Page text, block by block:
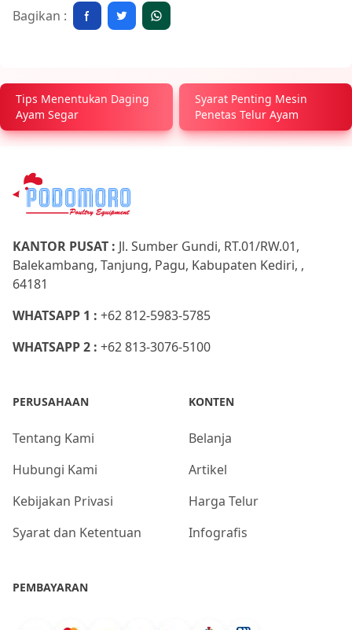
Bagikan :
Tips Menentukan Daging
Ayam Segar
Syarat Penting Mesin
Penetas Telur Ayam
KANTOR PUSAT : Jl. Sumber Gundi, RT.01/RW.01,
Balekambang, Tanjung, Pagu, Kabupaten Kediri, ,
64181
WHATSAPP 1 : +62 812-5983-5785
WHATSAPP 2 : +62 813-3076-5100
PERUSAHAAN
Tentang Kami
Hubungi Kami
Kebijakan Privasi
Syarat dan Ketentuan
KONTEN
Belanja
Artikel
Harga Telur
Infografis
PEMBAYARAN